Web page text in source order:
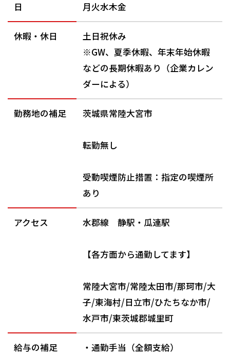
日 月火水木金
休暇・休日
土日祝休み
※GW、夏季休暇、年末年始休暇
などの長期休暇あり（企業カレン
ダーによる）
勤務地の補足 茨城県常陸大宮市
転勤無し
受動喫煙防止措置：指定の喫煙所
あり
アクセス 水郡線 静駅・瓜連駅
【各方面から通勤してます】
常陸大宮市/常陸太田市/那珂市/大
子/東海村/日立市/ひたちなか市/
水戸市/東茨城郡城里町
給与の補足 ・通勤手当（全額支給）